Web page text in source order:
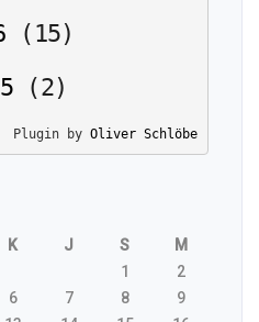
( 15)
(2)
Plugin by Oliver Schlöbe
K J S
M
1
2
6 7 8
9